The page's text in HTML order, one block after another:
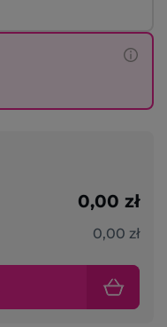
0,00 zł
0,00 zł